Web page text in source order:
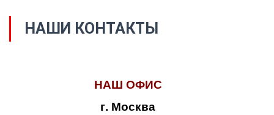
НАШИ КОНТАКТЫ
НАШ ОФИС
г. Москва